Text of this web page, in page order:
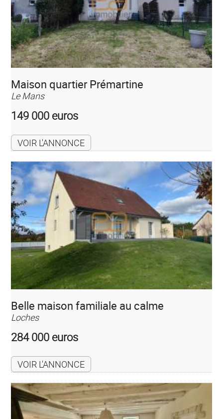
Maison quartier Prémartine
Le Mans
149 000 euros
VOIR L'ANNONCE
Belle maison familiale au calme
Loches
284 000 euros
VOIR L'ANNONCE